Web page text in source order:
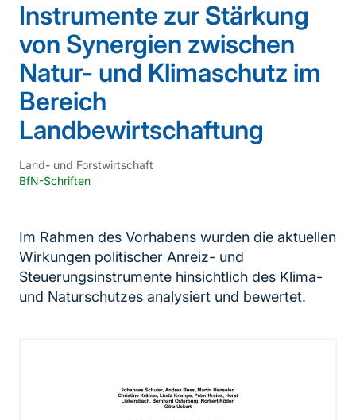
Instrumente zur Stärkung
von Synergien zwischen
Natur- und Klimaschutz im
Bereich
Landbewirtschaftung
Land- und Forstwirtschaft
BfN-Schriften
Im Rahmen des Vorhabens wurden die aktuellen
Wirkungen politischer Anreiz- und
Steuerungsinstrumente hinsichtlich des Klima-
und Naturschutzes analysiert und bewertet.